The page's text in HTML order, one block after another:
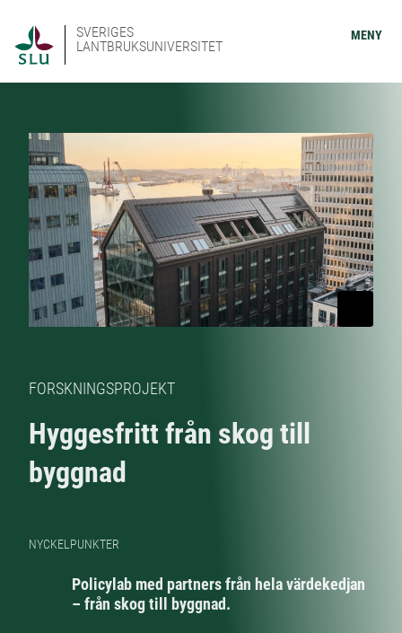
SVERIGES
LANTBRUKSUNIVERSITET
MENY
FORSKNINGSPROJEKT
Hyggesfritt från skog till
byggnad
NYCKELPUNKTER
Policylab med partners från hela värdekedjan
– från skog till byggnad.